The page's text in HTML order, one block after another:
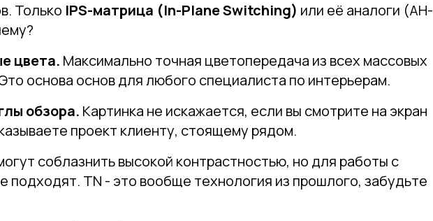
Только IPS-матрица (In-Plane Switching) или её аналоги (AH-
цвета. Максимально точная цветопередача из всех массовых
основа основ для любого специалиста по интерьерам.
обзора. Картинка не искажается, если вы смотрите на экран
проект клиенту, стоящему рядом.
соблазнить высокой контрастностью, но для работы с
подходят. TN - это вообще технология из прошлого, забудьте